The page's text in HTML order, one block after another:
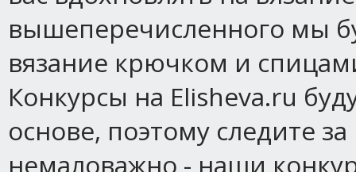
вышеперечисленного мы
вязание крючком и
Конкурсы на Elisheva.ru
основе, поэтому следите
немаловажно - наши